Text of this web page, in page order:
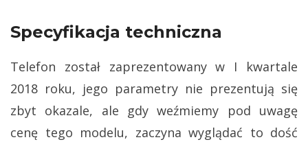
Specyfikacja techniczna
Telefon został zaprezentowany w I kwartale
2018 roku, jego parametry nie prezentują się
zbyt okazale, ale gdy weźmiemy pod uwagę
cenę tego modelu, zaczyna wyglądać to dość